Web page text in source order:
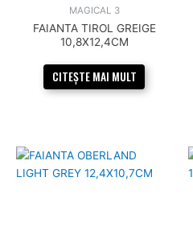
MAGICAL 3
FAIANTA TIROL GREIGE
10,8X12,4CM
CITEȘTE MAI MULT